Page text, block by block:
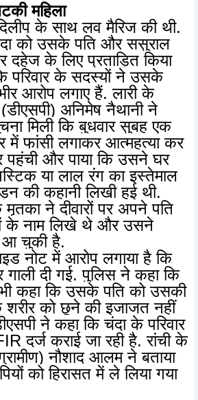
महिला
के साथ लव मैरिज की थी.
को उसके पति और ससुराल
दहेज के लिए प्रताड़ित किया
परिवार के सदस्यों ने उसके
आरोप लगाए हैं. लारी के
अनिमेष नैथानी ने
मिली कि बुधवार सुबह एक
में फांसी लगाकर आत्महत्या कर
पहुंची और पाया कि उसने घर
या लाल रंग का इस्तेमाल
की कहानी लिखी हुई थी.
ने दीवारों पर अपने पति
के नाम लिखे थे और उसने
आ चुकी है.
नोट में आरोप लगाया है कि
गाली दी गई. पुलिस ने कहा कि
कहा कि उसके पति को उसकी
को छूने की इजाजत नहीं
ने कहा कि चंदा के परिवार
दर्ज कराई जा रही है. रांची के
नौशाद आलम ने बताया
को हिरासत में ले लिया गया